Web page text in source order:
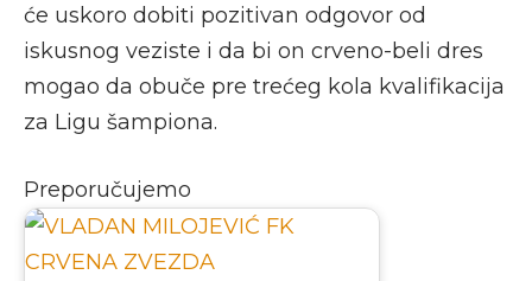
će uskoro dobiti pozitivan odgovor od
iskusnog veziste i da bi on crveno-beli dres
mogao da obuče pre trećeg kola kvalifikacija
za Ligu šampiona.
Preporučujemo